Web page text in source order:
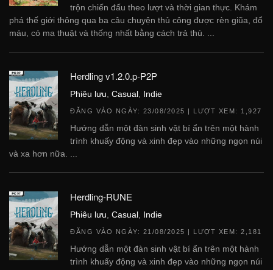
trộn chiến đấu theo lượt và thời gian thực. Khám
phá thế giới thông qua ba câu chuyện thủ công được rèn giũa, đổ
máu, có ma thuật và thống nhất bằng cách trả thù. ...
Herdling v1.2.0.p-P2P
Phiêu lưu Casual Indie
ĐĂNG VÀO NGÀY: 23/08/2025 | LƯỢT XEM: 1,927
Hướng dẫn một đàn sinh vật bí ẩn trên một hành
trình khuấy động và xinh đẹp vào những ngọn núi
và xa hơn nữa. ...
Herdling-RUNE
Phiêu lưu Casual Indie
ĐĂNG VÀO NGÀY: 21/08/2025 | LƯỢT XEM: 2,181
Hướng dẫn một đàn sinh vật bí ẩn trên một hành
trình khuấy động và xinh đẹp vào những ngọn núi